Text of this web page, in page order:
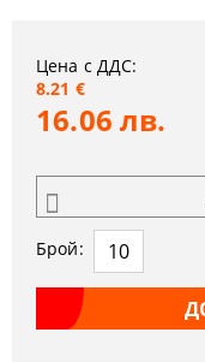
Цена с ДДС:
8.21 €
16.06 лв.
Брой: